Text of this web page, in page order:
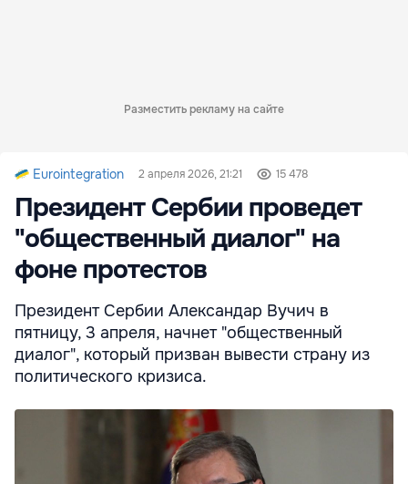
Разместить рекламу на сайте
Eurointegration 2 апреля 2026, 21:21 15 478
Президент Сербии проведет
"общественный диалог" на
фоне протестов
Президент Сербии Александар Вучич в
пятницу, 3 апреля, начнет "общественный
диалог", который призван вывести страну из
политического кризиса.